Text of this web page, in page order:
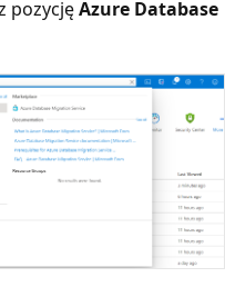
pozycjęAzure Database